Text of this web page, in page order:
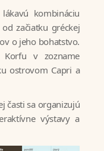
kombináciu
začiatku gréckej
o jeho bohatstvo.
v zozname
ostrovom Capri a
časti sa organizujú
výstavy a